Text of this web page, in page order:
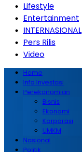
Lifestyle
Entertainment
INTERNASIONAL
Pers Rilis
Video
Home
Info Investasi
Perekonomian
Bisnis
Ekonomi
Korporasi
UMKM
Nasional
Politik